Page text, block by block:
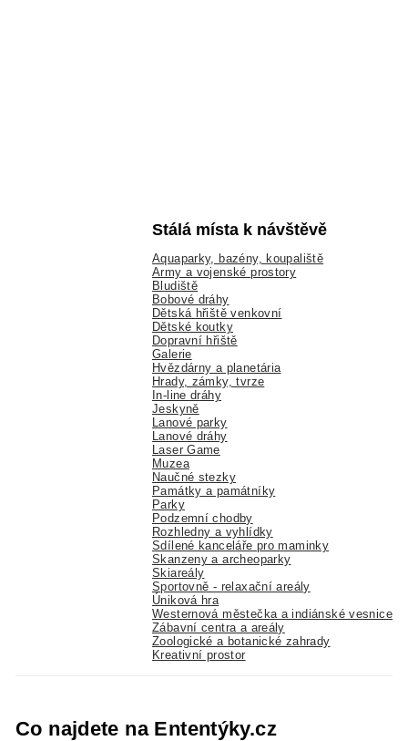
Stálá místa k návštěvě
Aquaparky, bazény, koupaliště
Army a vojenské prostory
Bludiště
Bobové dráhy
Dětská hřiště venkovní
Dětské koutky
Dopravní hřiště
Galerie
Hvězdárny a planetária
Hrady, zámky, tvrze
In-line dráhy
Jeskyně
Lanové parky
Lanové dráhy
Laser Game
Muzea
Naučné stezky
Památky a památníky
Parky
Podzemní chodby
Rozhledny a vyhlídky
Sdílené kanceláře pro maminky
Skanzeny a archeoparky
Skiareály
Sportovně - relaxační areály
Úniková hra
Westernová městečka a indiánské vesnice
Zábavní centra a areály
Zoologické a botanické zahrady
Kreativní prostor
Co najdete na Ententýky.cz